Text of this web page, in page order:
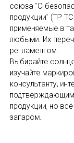
союза "О
продукции" (TP
применяемые в
любыми. Их
регламентом.
Выбирайте
изучайте
консультанту,
продукции, но
загаром.